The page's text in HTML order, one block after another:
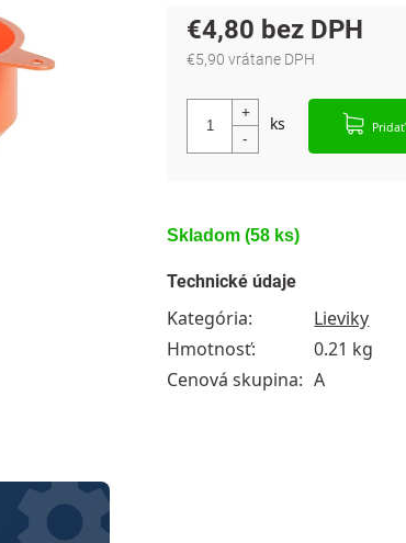
Skladom(58 ks)
€4,80
€5,90 vrátane DPH
Technické údaje
Kategória:
Lieviky
Hmotnosť:
0.21 kg
Cenová skupina: A